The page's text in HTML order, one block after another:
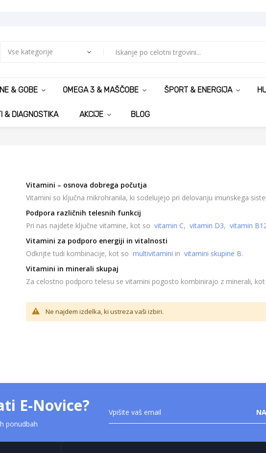
Vse kategorije
& GOBE OMEGA 3 & MAŠČOBE ŠPORT & ENERGIJA
& DIAGNOSTIKA AKCIJE BLOG
Vitamini – osnova dobrega počutja
Vitamini so ključna mikrohranila, ki sodelujejo pri delovanju imunskega
Podpora različnih telesnih funkcij
Pri nas najdete ključne vitamine, kot sovitamin C,vitamin D3,vitamin
Vitamini za podporo energiji in vitalnosti
Odkrijte tudi kombinacije, kot somultivitamini invitamini skupine B.
Vitamini in minerali skupaj
Za celostno podporo telesu se vitamini pogosto kombinirajo z minerali,
Ne najdem izdelka, ki ustreza vaši izbiri.
E-Novice?
ponudbah
se
novice: